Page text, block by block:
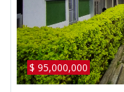
$ 95,000,000